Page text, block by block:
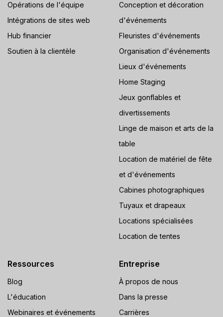
Opérations de l'équipe
Intégrations de sites web
Hub financier
Soutien à la clientèle
Conception et décoration
d'événements
Fleuristes d'événements
Organisation d'événements
Lieux d'événements
Home Staging
Jeux gonflables et
divertissements
Linge de maison et arts de la
table
Location de matériel de fête
et d'événements
Cabines photographiques
Tuyaux et drapeaux
Locations spécialisées
Location de tentes
Ressources
Blog
L'éducation
Webinaires et événements
Entreprise
À propos de nous
Dans la presse
Carrières